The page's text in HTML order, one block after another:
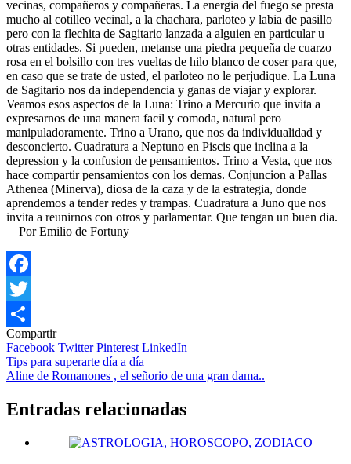
vecinas, compañeros y compañeras. La energia del fuego se presta
mucho al cotilleo vecinal, a la chachara, parloteo y labia de pasillo
pero con la flechita de Sagitario lanzada a alguien en particular u
otras entidades. Si pueden, metanse una piedra pequeña de cuarzo
rosa en el bolsillo con tres vueltas de hilo blanco de coser para que,
en caso que se trate de usted, el parloteo no le perjudique. La Luna
de Sagitario nos da independencia y ganas de viajar y explorar.
Veamos esos aspectos de la Luna: Trino a Mercurio que invita a
expresarnos de una manera facil y comoda, natural pero
manipuladoramente. Trino a Urano, que nos da individualidad y
desconcierto. Cuadratura a Neptuno en Piscis que inclina a la
depression y la confusion de pensamientos. Trino a Vesta, que nos
hace compartir pensamientos con los demas. Conjuncion a Pallas
Athenea (Minerva), diosa de la caza y de la estrategia, donde
aprendemos a tender redes y trampas. Cuadratura a Juno que nos
invita a reunirnos con otros y parlamentar. Que tengan un buen dia.
Por Emilio de Fortuny
Facebook
Twitter
Compartir
Compartir
Facebook TwitterPinterest LinkedIn
Navegación
de
entradas
Tips para superarte día a día
Aline de Romanones , el señorio de una gran dama..
Entradas relacionadas